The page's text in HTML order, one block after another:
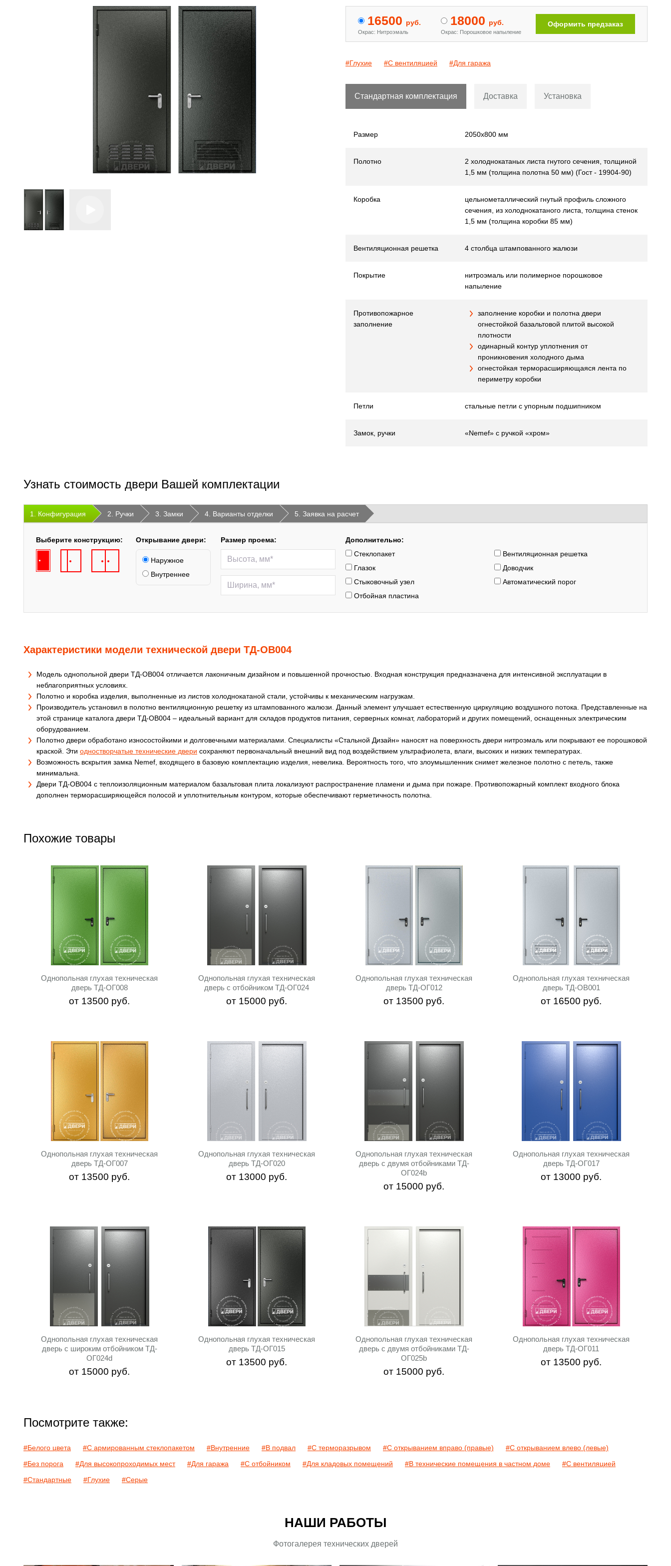
16500 руб.
Окрас: Нитроэмаль
18000 руб.
Окрас: Порошковое напыление
Оформить предзаказ
#Глухие #С вентиляцией #Для гаража
Стандартная комплектация Доставка Установка
Размер 2050х800 мм
Полотно
2 холоднокатаных листа гнутого сечения, толщиной
1,5 мм (толщина полотна 50 мм) (Гост - 19904-90)
Коробка
цельнометаллический гнутый профиль сложного
сечения, из холоднокатаного листа, толщина стенок
1,5 мм (толщина коробки 85 мм)
Вентиляционная решетка 4 столбца штампованного жалюзи
Покрытие
нитроэмаль или полимерное порошковое
напыление
Противопожарное
заполнение
заполнение коробки и полотна двери
огнестойкой базальтовой плитой высокой
плотности
одинарный контур уплотнения от
проникновения холодного дыма
огнестойкая терморасширяющаяся лента по
периметру коробки
Петли стальные петли с упорным подшипником
Замок, ручки «Nemef» с ручкой «хром»
Узнать стоимость двери Вашей комплектации
1. Конфигурация 2. Ручки 3. Замки 4. Варианты отделки 5. Заявка на расчет
Выберите конструкцию: Открывание двери:
Наружное
Внутреннее
Размер проема:
Дополнительно:
Стеклопакет
Вентиляционная решетка
Глазок
Доводчик
Стыковочный узел
Автоматический порог
Отбойная пластина
Характеристики модели технической двери ТД-ОВ004
Модель однопольной двери ТД-ОВ004 отличается лаконичным дизайном и повышенной прочностью. Входная конструкция предназначена для интенсивной эксплуатации в
неблагоприятных условиях.
Полотно и коробка изделия, выполненные из листов холоднокатаной стали, устойчивы к механическим нагрузкам.
Производитель установил в полотно вентиляционную решетку из штампованного жалюзи. Данный элемент улучшает естественную циркуляцию воздушного потока. Представленные на
этой странице каталога двери ТД-ОВ004 – идеальный вариант для складов продуктов питания, серверных комнат, лабораторий и других помещений, оснащенных электрическим
оборудованием.
Полотно двери обработано износостойкими и долговечными материалами. Специалисты «Стальной Дизайн» наносят на поверхность двери нитроэмаль или покрывают ее порошковой
краской. Эти одностворчатые технические двери сохраняют первоначальный внешний вид под воздействием ультрафиолета, влаги, высоких и низких температурах.
Возможность вскрытия замка Nemef, входящего в базовую комплектацию изделия, невелика. Вероятность того, что злоумышленник снимет железное полотно с петель, также
минимальна.
Двери ТД-ОВ004 с теплоизоляционным материалом базальтовая плита локализуют распространение пламени и дыма при пожаре. Противопожарный комплект входного блока
дополнен терморасширяющейся полосой и уплотнительным контуром, которые обеспечивают герметичность полотна.
Похожие товары
Однопольная глухая техническая
дверь ТД-ОГ008
от 13500 руб.
Однопольная глухая техническая
дверь с отбойником ТД-ОГ024
от 15000 руб.
Однопольная глухая техническая
дверь ТД-ОГ012
от 13500 руб.
Однопольная глухая техническая
дверь ТД-ОВ001
от 16500 руб.
Однопольная глухая техническая
дверь ТД-ОГ007
от 13500 руб.
Однопольная глухая техническая
дверь ТД-ОГ020
от 13000 руб.
Однопольная глухая техническая
дверь с двумя отбойниками ТД-
ОГ024b
от 15000 руб.
Однопольная глухая техническая
дверь ТД-ОГ017
от 13000 руб.
Однопольная глухая техническая
дверь с широким отбойником ТД-
ОГ024d
от 15000 руб.
Однопольная глухая техническая
дверь ТД-ОГ015
от 13500 руб.
Однопольная глухая техническая
дверь с двумя отбойниками ТД-
ОГ025b
от 15000 руб.
Однопольная глухая техническая
дверь ТД-ОГ011
от 13500 руб.
Посмотрите также:
#Белого цвета #С армированным стеклопакетом #Внутренние #В подвал #С терморазрывом #С открыванием вправо (правые)
#С открыванием влево (левые)
#Без порога
#Для высокопроходимых мест #Для гаража #С отбойником #Для кладовых помещений #В технические помещения в частном доме
#С вентиляцией
#Стандартные
#Глухие #Серые
НАШИ РАБОТЫ
Фотогалерея технических дверей